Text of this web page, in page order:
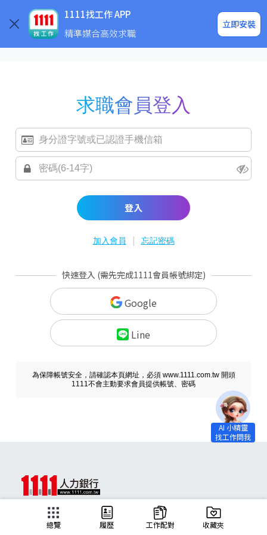
1111找工作 APP
精準媒合高效求職
立即安裝
企業求才
求職會員登入
登入
加入會員 | 忘記密碼
快速登入 (需先完成1111會員帳號綁定)
Google
Line
為保障帳號安全，請確認本頁網址，必須 www.1111.com.tw 開頭
1111不會主動要求會員提供帳號、密碼
總覽 履歷 工作配對 收藏夾